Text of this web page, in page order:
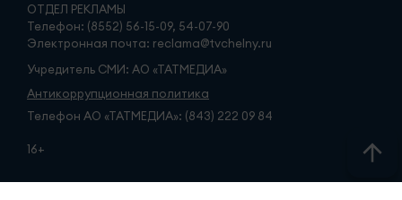
ОТДЕЛ РЕКЛАМЫ
Телефон: (8552) 56-15-09, 54-07-90
Электронная почта: reclama@tvchelny.ru
Учредитель СМИ: АО «ТАТМЕДИА»
Антикоррупционная политика
Телефон АО «ТАТМЕДИА»: (843) 222 09 84
16+